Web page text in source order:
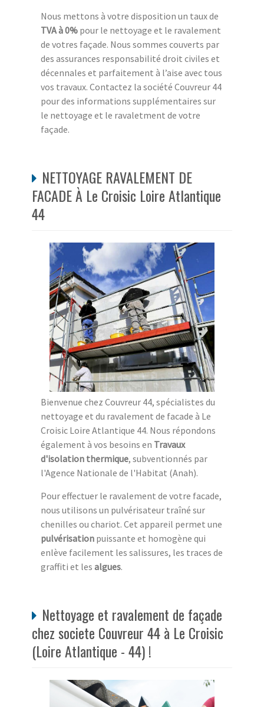
Nous mettons à votre disposition un taux de
TVA à 0% pour le nettoyage et le ravalement
de votres façade. Nous sommes couverts par
des assurances responsabilité droit civiles et
décennales et parfaitement à l’aise avec tous
vos travaux. Contactez la société Couvreur 44
pour des informations supplémentaires sur
le nettoyage et le ravaletment de votre
façade.
NETTOYAGE RAVALEMENT DE
FACADE À Le Croisic Loire Atlantique
44
Bienvenue chez Couvreur 44, spécialistes du
nettoyage et du ravalement de facade à Le
Croisic Loire Atlantique 44. Nous répondons
également à vos besoins en Travaux
d'isolation thermique, subventionnés par
l'Agence Nationale de l'Habitat (Anah).
Pour effectuer le ravalement de votre facade,
nous utilisons un pulvérisateur traîné sur
chenilles ou chariot. Cet appareil permet une
pulvérisation puissante et homogène qui
enlève facilement les salissures, les traces de
graffiti et les algues.
Nettoyage et ravalement de façade
chez societe Couvreur 44 à Le Croisic
(Loire Atlantique - 44) !